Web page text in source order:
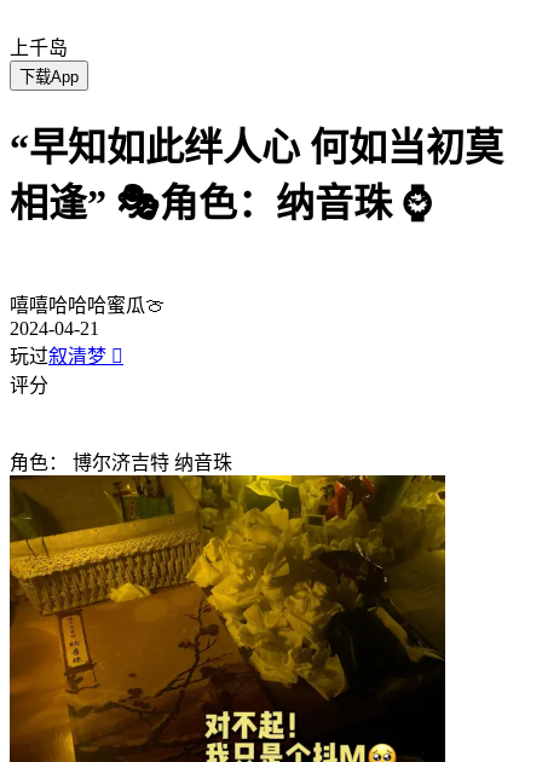
上千岛
下载App
“早知如此绊人心 何如当初莫
相逢” 🎭角色：纳音珠 ⌚️
嘻嘻哈哈哈蜜瓜🍈
2024-04-21
玩过叙清梦 
评分
角色： 博尔济吉特 纳音珠